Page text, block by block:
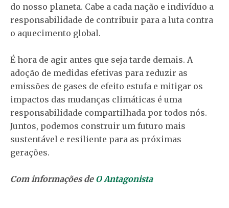
do nosso planeta. Cabe a cada nação e indivíduo a
responsabilidade de contribuir para a luta contra
o aquecimento global.
É hora de agir antes que seja tarde demais. A
adoção de medidas efetivas para reduzir as
emissões de gases de efeito estufa e mitigar os
impactos das mudanças climáticas é uma
responsabilidade compartilhada por todos nós.
Juntos, podemos construir um futuro mais
sustentável e resiliente para as próximas
gerações.
Com informações de O Antagonista